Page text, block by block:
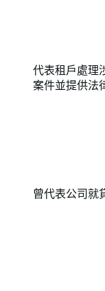
代表租戶處理
案件並提供法
曾代表公司就